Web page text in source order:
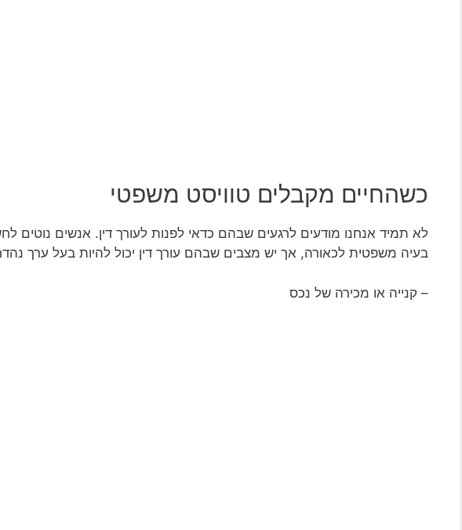
כשהחיים מקבלים טוויסט משפטי
לא תמיד אנחנו מודעים לרגעים שבהם כדאי לפנות לעורך דין. אנשים נוטים
בעיה משפטית לכאורה, אך יש מצבים שבהם עורך דין יכול להיות בעל ערך
– קנייה או מכירה של נכס